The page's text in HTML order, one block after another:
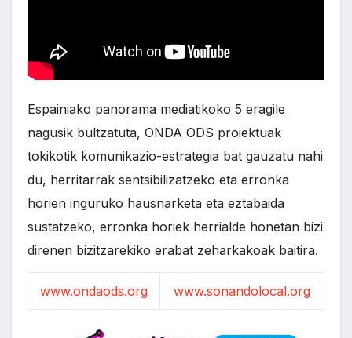
Espainiako panorama mediatikoko 5 eragile
nagusik bultzatuta, ONDA ODS proiektuak
tokikotik komunikazio-estrategia bat gauzatu nahi
du, herritarrak sentsibilizatzeko eta erronka
horien inguruko hausnarketa eta eztabaida
sustatzeko, erronka horiek herrialde honetan bizi
direnen bizitzarekiko erabat zeharkakoak baitira.
www.ondaods.org www.sonandolocal.org